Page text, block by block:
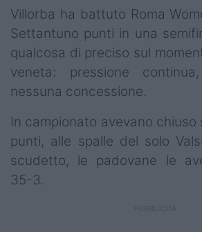
Villorba ha battuto Roma
Settantuno punti in una
qualcosa di preciso sul
veneta: pressione
nessuna concessione.
In campionato avevano
punti, alle spalle del solo
scudetto, le padovane le
35-3.